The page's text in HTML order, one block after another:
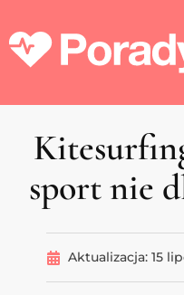
sport nie
Aktualizacja: 15